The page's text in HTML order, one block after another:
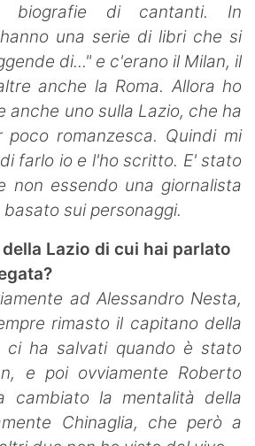
biografie di cantanti. In
una serie di libri che si
di..." e c'erano il Milan, il
anche la Roma. Allora ho
anche uno sulla Lazio, che ha
romanzesca. Quindi mi
farlo io e l'ho scritto. E' stato
non essendo una giornalista
sui personaggi.
Lazio di cui hai parlato
ad Alessandro Nesta,
rimasto il capitano della
ci ha salvati quando è stato
e poi ovviamente Roberto
cambiato la mentalità della
Chinaglia, che però a